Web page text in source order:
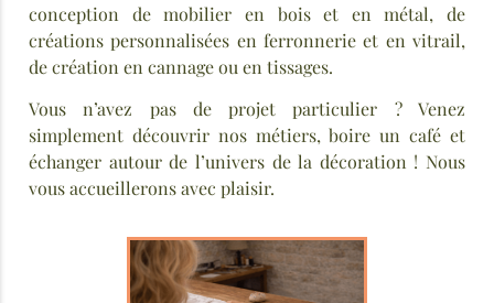
conception de mobilier en bois et en métal, de
créations personnalisées en ferronnerie et en vitrail,
de création en cannage ou en tissages.
Vous n’avez pas de projet particulier ? Venez
simplement découvrir nos métiers, boire un café et
échanger autour de l’univers de la décoration ! Nous
vous accueillerons avec plaisir.